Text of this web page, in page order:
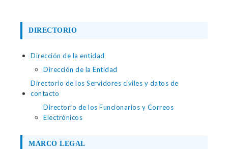
DIRECTORIO
Dirección de la entidad
Dirección de la Entidad
Directorio de los Servidores civiles y datos de
contacto
Directorio de los Funcionarios y Correos
Electrónicos
MARCO LEGAL